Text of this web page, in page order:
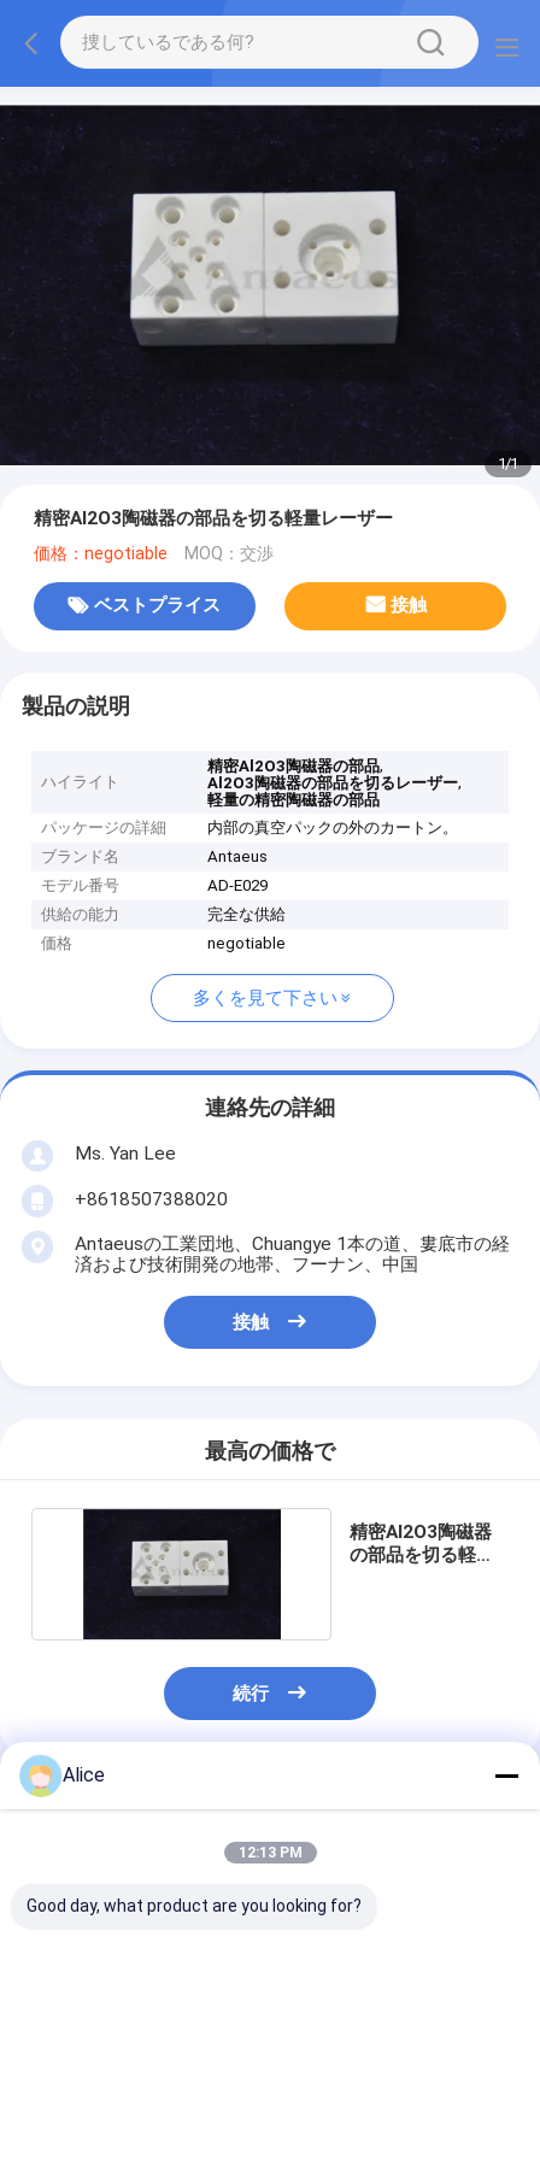
1/1
精密Al2O3陶磁器の部品を切る軽量レーザー
価格：negotiable MOQ：交渉
ベストプライス 接触
製品の説明
ハイライト
精密Al2O3陶磁器の部品,
Al2O3陶磁器の部品を切るレーザー,
軽量の精密陶磁器の部品
パッケージの詳細
内部の真空パックの外のカートン。
ブランド名
Antaeus
モデル番号
AD-E029
供給の能力
完全な供給
価格
negotiable
多くを見て下さい
連絡先の詳細
Ms. Yan Lee
+8618507388020
Antaeusの工業団地、Chuangye 1本の道、婁底市の経
済および技術開発の地帯、フーナン、中国
接触
最高の価格で
精密Al2O3陶磁器
の部品を切る軽量
続行
推薦されたプロダクト
Alice
12:13 PM
Good day, what product are you looking for?